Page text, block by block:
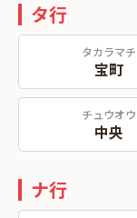
タ行
タカラマチ
宝町
チュウオウ
中央
ナ行